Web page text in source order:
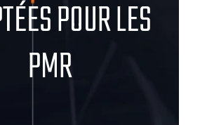
POUR LES
PMR